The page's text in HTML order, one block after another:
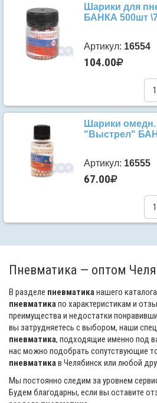
Шарики для
БАНКА 500шт
Артикул: 16554
104.00
Шарики
"Выстрел"
Артикул: 16555
67.00
Пневматика — оптом
В разделе пневматиканашего
пневматикапо характеристикам и
преимущества и недостатки
вы затрудняетесь с выбором, наши
пневматика, подходящие именно под
нас можно подобрать сопутствующие
пневматикав Челябинск или любой
Мы постоянно следим за уровнем
Будем благодарны, если вы оставите